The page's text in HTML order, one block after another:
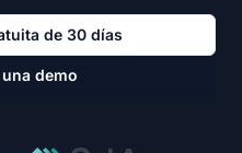
de 30 días
demo